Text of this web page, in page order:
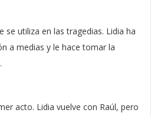
se utiliza en las tragedias. Lidia ha
a medias y le hace tomar la
acto. Lidia vuelve con Raúl, pero